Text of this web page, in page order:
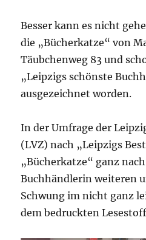
Besser kann es nicht
die „Bücherkatze“ von
Täubchenweg 83 und
„Leipzigs schönste
ausgezeichnet worden.
In der Umfrage der
(LVZ) nach „Leipzigs
„Bücherkatze“ ganz
Buchhändlerin weiteren
Schwung im nicht ganz
dem bedruckten